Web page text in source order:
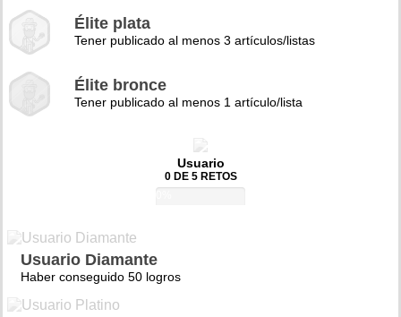
Élite plata
Tener publicado al menos 3 artículos/listas
Élite bronce
Tener publicado al menos 1 artículo/lista
Usuario
0 DE 5 RETOS
Usuario Diamante
Haber conseguido 50 logros